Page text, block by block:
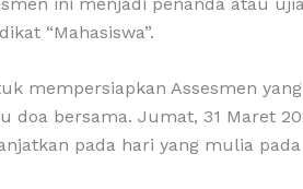
“Mahasiswa”.
mempersiapkan Assesmen
doa bersama. Jumat, 31 Maret
pada hari yang mulia